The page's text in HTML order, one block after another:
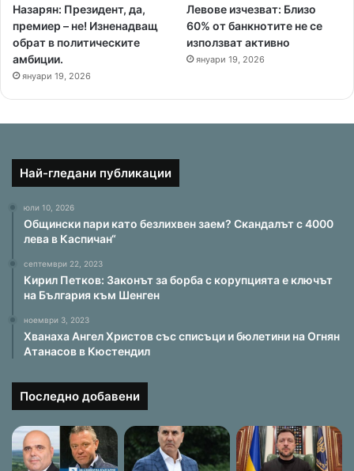
Назарян: Президент, да,
премиер – не! Изненадващ
обрат в политическите
амбиции.
януари 19, 2026
Левове изчезват: Близо
60% от банкнотите не се
използват активно
януари 19, 2026
Най-гледани публикации
юли 10, 2026
Общински пари като безлихвен заем? Скандалът с 4000
лева в Каспичан“
септември 22, 2023
Кирил Петков: Законът за борба с корупцията е ключът
на България към Шенген
ноември 3, 2023
Хванаха Ангел Христов със списъци и бюлетини на Огнян
Атанасов в Кюстендил
Последно добавени